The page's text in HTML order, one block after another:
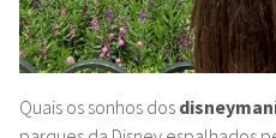
Quais os sonhos dos